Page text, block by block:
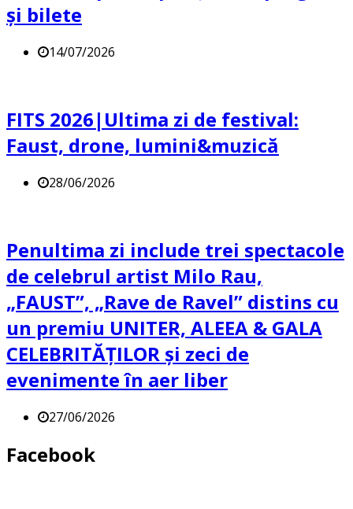
și bilete
14/07/2026
FITS 2026|Ultima zi de festival:
Faust, drone, lumini&muzică
28/06/2026
Penultima zi include trei spectacole
de celebrul artist Milo Rau,
„FAUST”, „Rave de Ravel” distins cu
un premiu UNITER, ALEEA & GALA
CELEBRITĂȚILOR și zeci de
evenimente în aer liber
27/06/2026
Facebook